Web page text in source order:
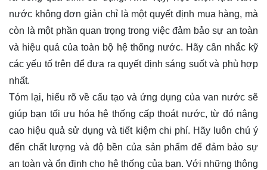
nước không đơn giản chỉ là một quyết định mua hàng, mà
còn là một phần quan trọng trong việc đảm bảo sự an toàn
và hiệu quả của toàn bộ hệ thống nước. Hãy cân nhắc kỹ
các yếu tố trên để đưa ra quyết định sáng suốt và phù hợp
nhất.
Tóm lại, hiểu rõ về cấu tạo và ứng dụng của van nước sẽ
giúp bạn tối ưu hóa hệ thống cấp thoát nước, từ đó nâng
cao hiệu quả sử dụng và tiết kiệm chi phí. Hãy luôn chú ý
đến chất lượng và độ bền của sản phẩm để đảm bảo sự
an toàn và ổn định cho hệ thống của bạn. Với những thông